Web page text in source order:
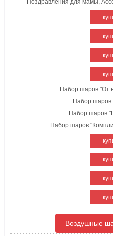
Поздравления для мамы,
Набор шаров "От
Набор шаров
Набор шаров
Набор шаров
Воздушные